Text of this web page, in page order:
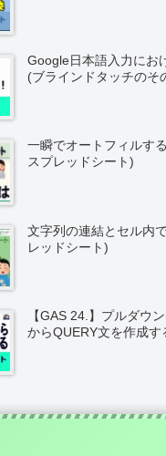
Google日本語入力にお
(ブラインドタッチのそ
一瞬でオートフィルす
スプレッドシート)
文字列の連結とセル内
レッドシート)
【GAS 24.】プルダウ
からQUERY文を作成